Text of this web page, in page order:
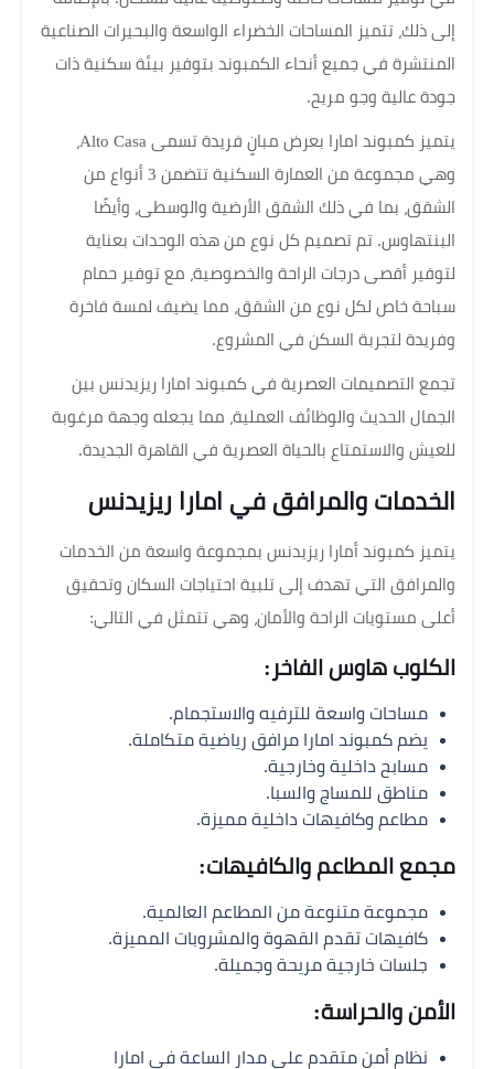
إلى ذلك، تتميز المساحات الخضراء الواسعة والبحيرات الصناعية
المنتشرة في جميع أنحاء الكمبوند بتوفير بيئة سكنية ذات
جودة عالية وجو مريح.
يتميز كمبوند امارا بعرض مبانٍ فريدة تسمى Alto Casa،
وهي مجموعة من العمارة السكنية تتضمن 3 أنواع من
الشقق، بما في ذلك الشقق الأرضية والوسطى، وأيضًا
البنتهاوس. تم تصميم كل نوع من هذه الوحدات بعناية
لتوفير أقصى درجات الراحة والخصوصية، مع توفير حمام
سباحة خاص لكل نوع من الشقق، مما يضيف لمسة فاخرة
وفريدة لتجربة السكن في المشروع.
تجمع التصميمات العصرية في كمبوند امارا ريزيدنس بين
الجمال الحديث والوظائف العملية، مما يجعله وجهة مرغوبة
للعيش والاستمتاع بالحياة العصرية في القاهرة الجديدة.
الخدمات والمرافق في امارا ريزيدنس
يتميز كمبوند أمارا ريزيدنس بمجموعة واسعة من الخدمات
والمرافق التي تهدف إلى تلبية احتياجات السكان وتحقيق
أعلى مستويات الراحة والأمان، وهي تتمثل في التالي:
الكلوب هاوس الفاخر:
مساحات واسعة للترفيه والاستجمام.
يضم كمبوند امارا مرافق رياضية متكاملة.
مسابح داخلية وخارجية.
مناطق للمساج والسبا.
مطاعم وكافيهات داخلية مميزة.
مجمع المطاعم والكافيهات:
مجموعة متنوعة من المطاعم العالمية.
كافيهات تقدم القهوة والمشروبات المميزة.
جلسات خارجية مريحة وجميلة.
الأمن والحراسة:
نظام أمن متقدم على مدار الساعة في امارا